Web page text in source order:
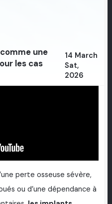
une
les cas
14 March
Sat,
2026
perte osseuse sévère,
ou d’une dépendance à